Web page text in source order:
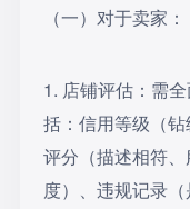
（一）对于卖家：
1. 店铺评估：需
括：信用等级（
评分（描述相符
度）、违规记录